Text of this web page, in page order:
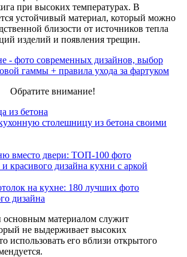
при высоких температурах. В
устойчивый материал, который можно
близости от источников тепла
изделий и появления трещин.
Обратите внимание!
столешницу из бетона своими
вместо двери: ТОП-100 фото
красивого дизайна кухни с аркой
на кухне: 180 лучших фото
дизайна
основным материалом служит
не выдерживает высоких
использовать его вблизи открытого